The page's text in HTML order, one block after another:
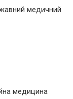
медичний
медицина